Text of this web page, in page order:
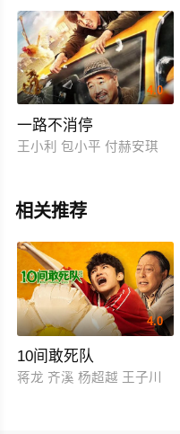
4.0
一路不消停
王小利 包小平 付赫安琪
相关推荐
4.0
10间敢死队
蒋龙 齐溪 杨超越 王子川